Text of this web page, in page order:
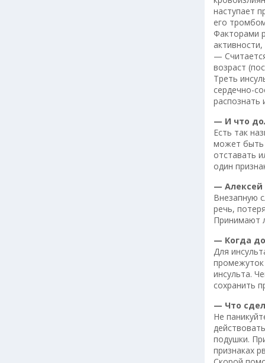
наступает
его
Факторами
—
возраст
Треть
сердечно-
распознать
— И что
Есть так
может быть
отставать
один
— Алексей
Внезапную
речь,
Принимают
— Когда
Для
промежуток
инсульта.
сохранить
— Что
Не
подушки.
признаках